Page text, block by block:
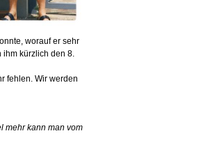
worauf er sehr
ihm kürzlich den 8.
fehlen. Wir werden
mehr kann man vom